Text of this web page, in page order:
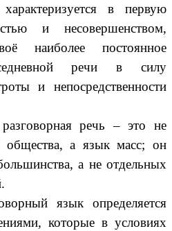
в первую
и несовершенством,
наиболее постоянное
речи в силу
и непосредственности
речь – это не
общества, а язык масс; он
а не отдельных
язык определяется
которые в условиях